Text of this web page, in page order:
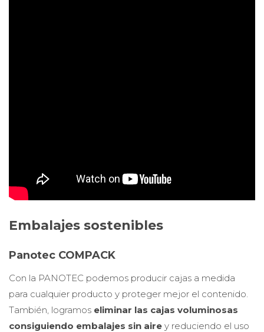
Embalajes sostenibles
Panotec COMPACK
Con la PANOTEC podemos producir cajas a medida
para cualquier producto y proteger mejor el contenido.
También, logramos eliminar las cajas voluminosas
consiguiendo embalajes sin aire y reduciendo el uso